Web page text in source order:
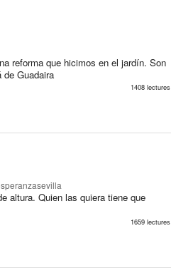
reforma que hicimos en el jardín. Son
Guadaira
1408 lectures
altura. Quien las quiera tiene que
1659 lectures